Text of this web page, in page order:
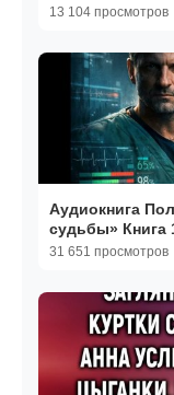
13 104 просмотров
Аудиокнига
судьбы» Книга
31 651 просмотров